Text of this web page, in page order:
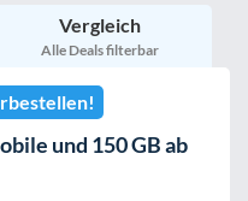
inkl. Kombi-Tarife
Vergleich
Alle Deals filterbar
und 150 GB ab